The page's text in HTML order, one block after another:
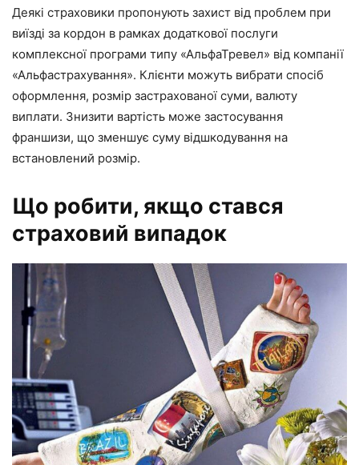
Деякі страховики пропонують захист від проблем при
виїзді за кордон в рамках додаткової послуги
комплексної програми типу «АльфаТревел» від компанії
«Альфастрахування». Клієнти можуть вибрати спосіб
оформлення, розмір застрахованої суми, валюту
виплати. Знизити вартість може застосування
франшизи, що зменшує суму відшкодування на
встановлений розмір.
Що робити, якщо стався
страховий випадок